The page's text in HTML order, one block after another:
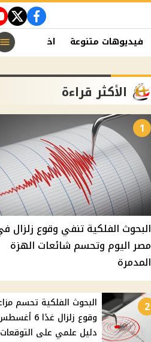
فيديوهات متنوعة اخبار الفن
الأكثر قراءة
1
البحوث الفلكية تنفي وقوع زلزال
مصر اليوم وتحسم شائعات الهزة
المدمرة
2
البحوث الفلكية تحسم
وقوع زلزال غدًا
دليل علمي على التوقعات